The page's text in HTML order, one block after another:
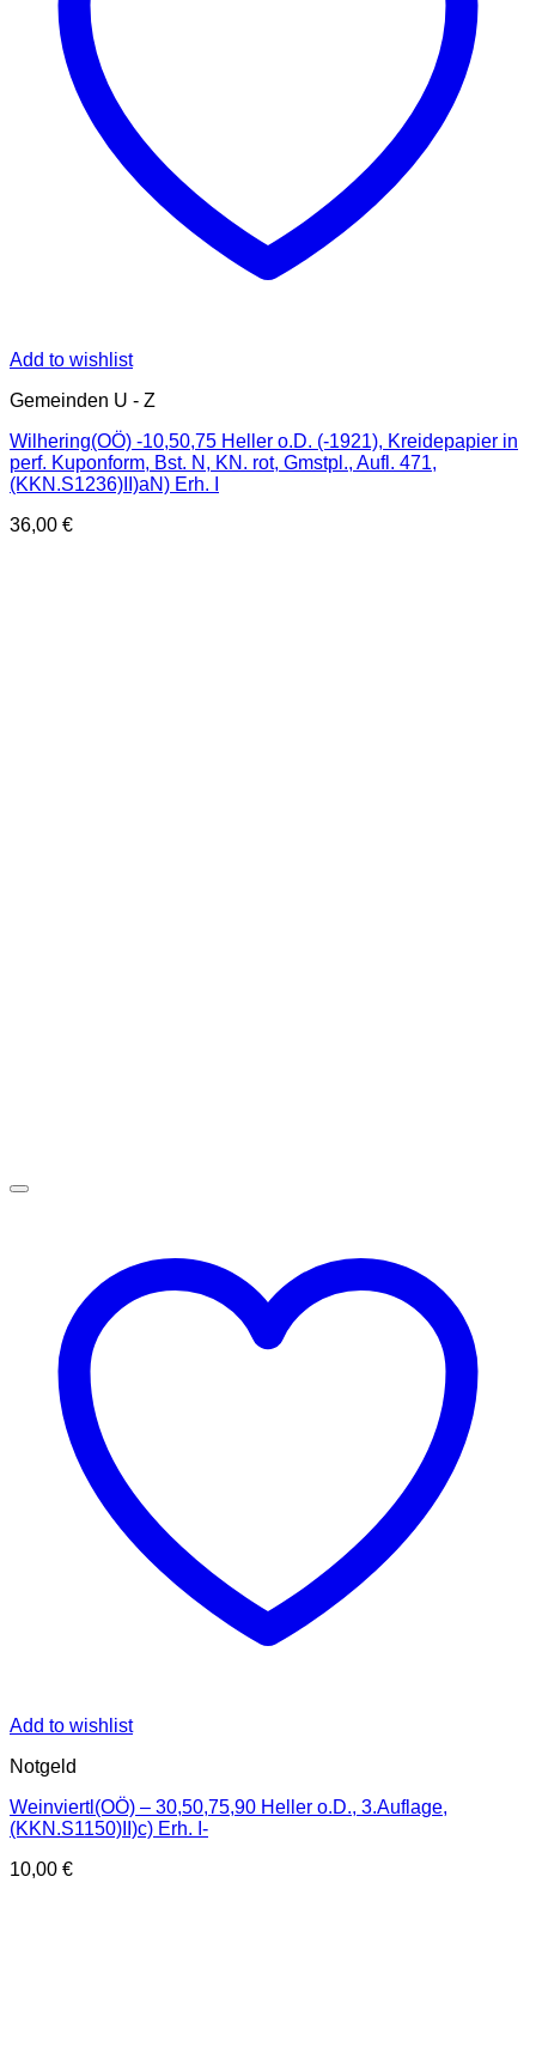
Add to wishlist
Gemeinden U - Z
Wilhering(OÖ) -10,50,75 Heller o.D. (-1921), Kreidepapier in
perf. Kuponform, Bst. N, KN. rot, Gmstpl., Aufl. 471,
(KKN.S1236)II)aN) Erh. I
36,00 €
Add to wishlist
Notgeld
Weinviertl(OÖ) – 30,50,75,90 Heller o.D., 3.Auflage,
(KKN.S1150)II)c) Erh. I-
10,00 €